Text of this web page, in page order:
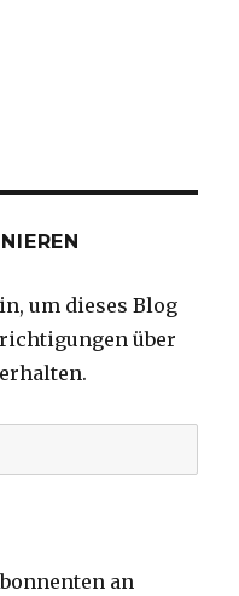
um dieses Blog
über
an